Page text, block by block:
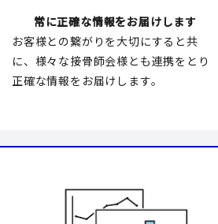
常に正確な情報をお届けします
お客様との繋がりを大切にすると共
に、様々な接骨師会様とも連携をとり
正確な情報をお届けします。